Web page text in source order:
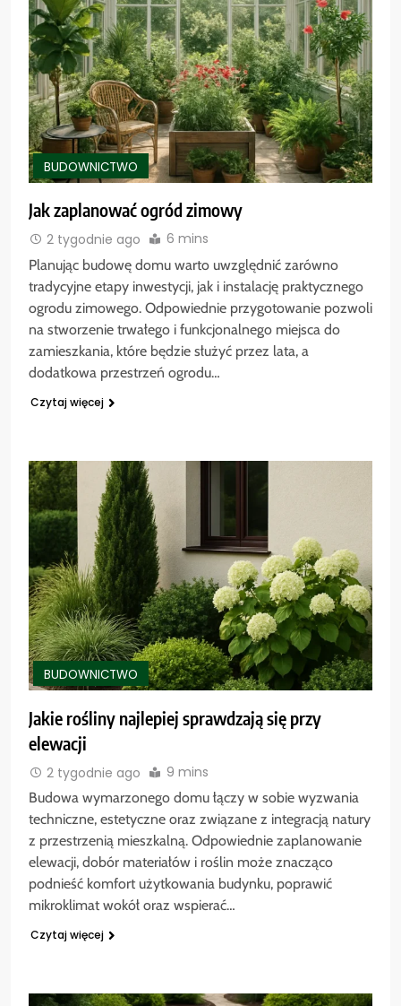
BUDOWNICTWO
Jak zaplanować ogród zimowy
2 tygodnie ago 6 mins
Planując budowę domu warto uwzględnić zarówno
tradycyjne etapy inwestycji, jak i instalację praktycznego
ogrodu zimowego. Odpowiednie przygotowanie pozwoli
na stworzenie trwałego i funkcjonalnego miejsca do
zamieszkania, które będzie służyć przez lata, a
dodatkowa przestrzeń ogrodu…
Czytaj więcej
BUDOWNICTWO
Jakie rośliny najlepiej sprawdzają się przy
elewacji
2 tygodnie ago 9 mins
Budowa wymarzonego domu łączy w sobie wyzwania
techniczne, estetyczne oraz związane z integracją natury
z przestrzenią mieszkalną. Odpowiednie zaplanowanie
elewacji, dobór materiałów i roślin może znacząco
podnieść komfort użytkowania budynku, poprawić
mikroklimat wokół oraz wspierać…
Czytaj więcej